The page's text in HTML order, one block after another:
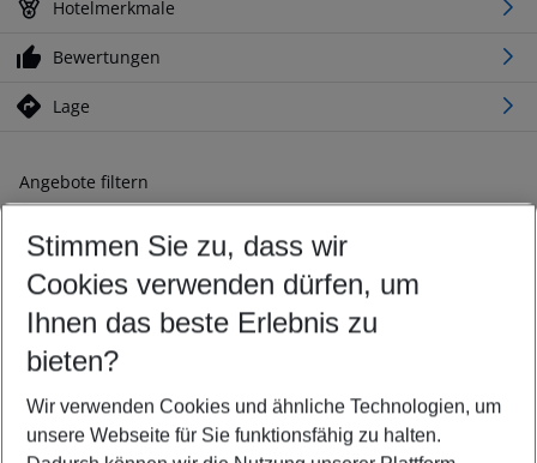
Hotelmerkmale
Bewertungen
Lage
Angebote filtern
Ändern Sie Ihre Kriterien nach Ihren Wünschen
Abflughafen wählen
Beliebiger Abflughafen
Reisezeitraum wählen
10.08.26– 08.08.27 5-8 Nächte
2 Erwachsene Keine Kinder
Stimmen Sie zu, dass wir
Cookies verwenden dürfen, um
Ihnen das beste Erlebnis zu
bieten?
Wir verwenden Cookies und ähnliche Technologien, um
unsere Webseite für Sie funktionsfähig zu halten.